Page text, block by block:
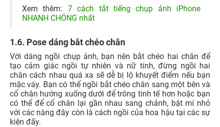
Xem thêm: 7 cách tắt tiếng chụp ảnh iPhone
NHANH CHÓNG nhất
1.6. Pose dáng bắt chéo chân
Với dáng ngồi chụp ảnh, bạn nên bắt chéo hai chân để
tạo cảm giác ngồi tự nhiên và nữ tính, đừng ngồi hai
chân cách nhau quá xa sẽ dễ bị lộ khuyết điểm nếu bạn
mặc váy. Bạn có thể ngồi bắt chéo chân sang một bên và
cổ chân hướng xuống dưới để trông tinh tế hơn hoặc bạn
có thể để cổ chân lại gần nhau sang chảnh, bật mí nhỏ
với các nàng đây còn là cách ngồi của hoa hậu tại các sự
kiện đấy.